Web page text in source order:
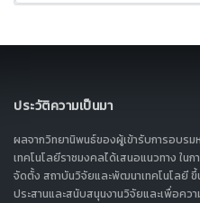
ประวัติความเป็นมา
ผลจากวิทยานิพนธ์ของผู้เข้ารับการอบร
เทคโนโลยีราชมงคลได้เสนอแนวทาง ใ
จัดตั้ง สถาบันวิจัยและพัฒนาเทคโนโลยี ขึ้
ประสานและสนับสนุนงานวิจัยและเพื่อคว